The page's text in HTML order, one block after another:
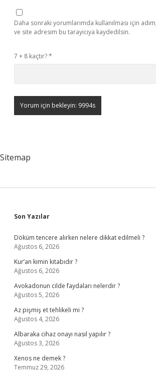
Daha sonraki yorumlarımda kullanılması için
ve site adresim bu tarayıcıya kaydedilsin.
7 + 8 kaçtır?*
Sitemap
Sidebar
Son Yazılar
Döküm tencere alırken nelere dikkat edilmeli ?
Ağustos 6, 2026
Kur’an kimin kitabıdır ?
Ağustos 6, 2026
Avokadonun cilde faydaları nelerdir ?
Ağustos 5, 2026
Az pişmiş et tehlikeli mi ?
Ağustos 4, 2026
Albaraka cihaz onayı nasıl yapılır ?
Ağustos 3, 2026
Xenos ne demek ?
Temmuz 29, 2026